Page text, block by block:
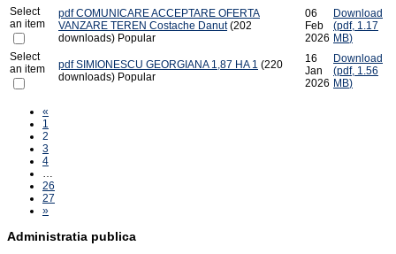
Select
an item
pdf COMUNICARE ACCEPTARE OFERTA
VANZARE TEREN Costache Danut (202
downloads) Popular
06
Feb
2026
Download
(pdf, 1.17
MB)
Select
an item
pdf SIMIONESCU GEORGIANA 1,87 HA 1 (220
downloads) Popular
16
Jan
2026
Download
(pdf, 1.56
MB)
«
1
2
3
4
…
26
27
»
Administratia publica